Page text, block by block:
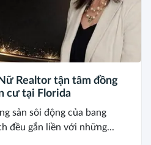
Realtor tận tâm đồng
cư tại Florida
sản sôi động của bang
đều gắn liền với những...